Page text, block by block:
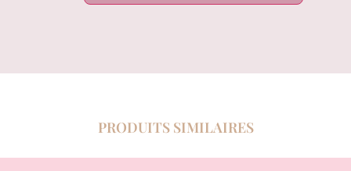
PRODUITS SIMILAIRES